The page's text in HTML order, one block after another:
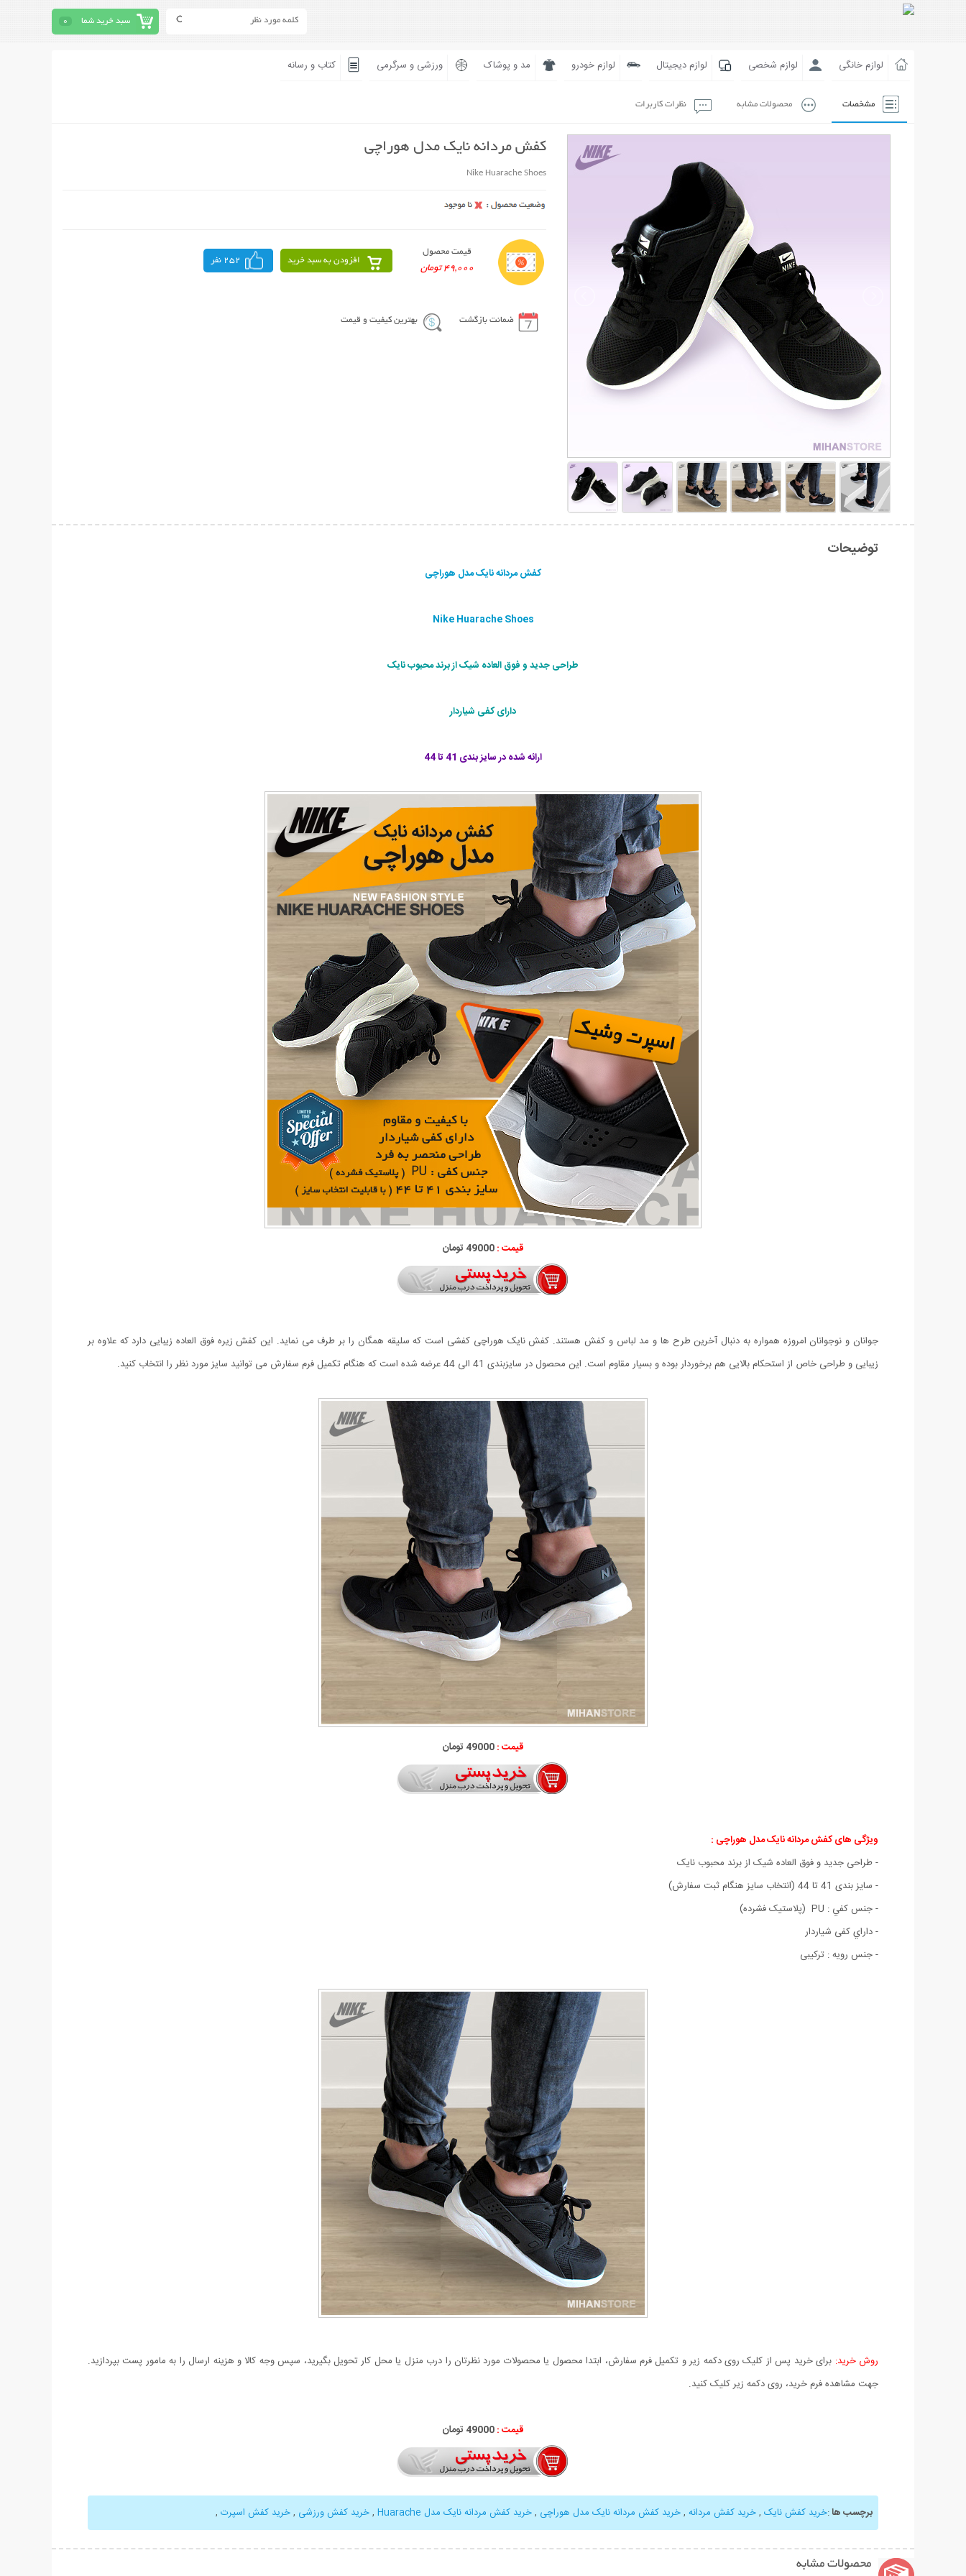
سبد خرید شما 0
لوازم خانگی لوازم شخصی لوازم دیجیتال لوازم خودرو مد و پوشاک ورزشی و سرگرمی کتاب و رسانه
مشخصات محصولات مشابه نظرات کاربرات
کفش مردانه نایک مدل هوراچی
Nike Huarache Shoes
قیمت محصول
49,000 تومان
افزودن به سبد خرید 252 نفر
ضمانت بازگشت بهترین کیفیت و قیمت
توضیحات
کفش مردانه نایک مدل هوراچی
Nike Huarache Shoes
طراحی جديد و فوق العاده شيک از برند محبوب نایک
دارای کفی شياردار
ارائه شده در سايز بندی 41 تا 44
قیمت :49000 تومان
جوانان و نوجوانان امروزه همواره به دنبال آخرین طرح ها و مد لباس و کفش هستند. کفش نایک هوراچی کفشی است که سلیقه همگان را بر طرف می نماید. این کفش زیره فوق العاده زیبایی دارد که علاوه بر
زیبایی و طراحی خاص از استحکام بالایی هم برخوردار بوده و بسیار مقاوم است. این محصول در سایزبندی 41 الی 44 عرضه شده است که هنگام تکمیل فرم سفارش می توانید سایز مورد نظر را انتخاب کنید.
قیمت :49000 تومان
ویژگی های کفش مردانه نایک مدل هوراچی :
- طراحی جديد و فوق العاده شيک از برند محبوب نایک
- سايز بندی 41 تا 44 (انتخاب سايز هنگام ثبت سفارش)
- جنس کفي : PU (پلاستيک فشرده)
- داراي کفی شياردار
- جنس رویه : ترکیبی
روش خرید: برای خرید پس از کلیک روی دکمه زیر و تکمیل فرم سفارش، ابتدا محصول یا محصولات مورد نظرتان را درب منزل یا محل کار تحویل بگیرید، سپس وجه کالا و هزینه ارسال را به مامور پست بپردازید.
جهت مشاهده فرم خرید، روی دکمه زیر کلیک کنید.
قیمت :49000 تومان
برچسب ها:خرید کفش نایک ,خرید کفش مردانه ,خرید کفش مردانه نایک مدل هوراچی ,خرید کفش مردانه نایک مدل Huarache ,خرید کفش ورزشی ,خرید کفش اسپرت ,
محصولات مشابه